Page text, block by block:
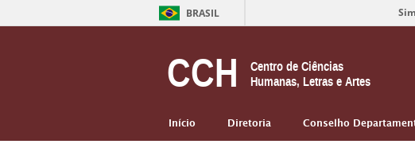
BRASIL
CCH
Centro de Ciências
Humanas, Letras e Artes
Início Diretoria Conselho